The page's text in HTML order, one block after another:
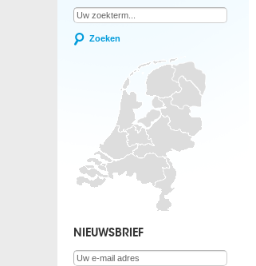
Zoeken
NIEUWSBRIEF